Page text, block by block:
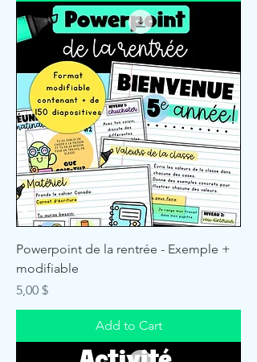
Powerpoint de la rentrée - Exemple +
modifiable
Price
5,00 $
Add to Cart